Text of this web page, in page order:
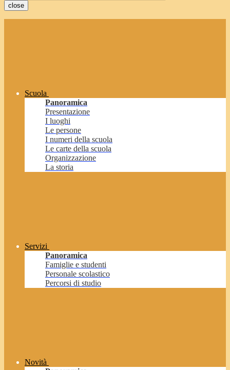
close
Scuola
Panoramica
Presentazione
I luoghi
Le persone
I numeri della scuola
Le carte della scuola
Organizzazione
La storia
Servizi
Panoramica
Famiglie e studenti
Personale scolastico
Percorsi di studio
Novità